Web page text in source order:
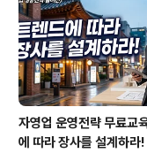
자영업 운영전략 무료교
에 따라 장사를 설계하라!